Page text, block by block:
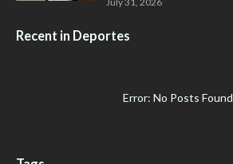
Recent in Deportes
Error: No Posts Found